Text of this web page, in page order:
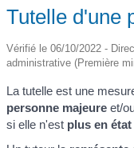
Tutelle d'une
Vérifié le 06/10/2022 -
administrative (Première
La tutelle est une
personne majeure et/
si elle n'est plus en